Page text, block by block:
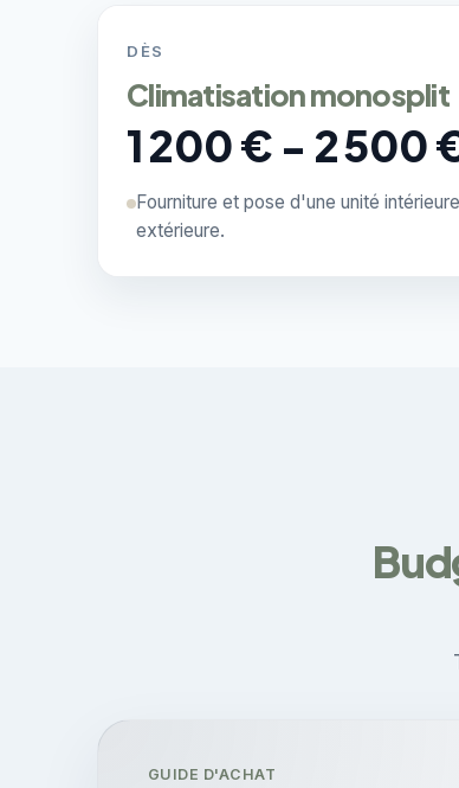
DÈS
Climatisation monosplit
1 200 € - 2 500
Fourniture et pose d'une unité
extérieure.
GUIDE D'ACHAT